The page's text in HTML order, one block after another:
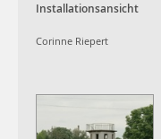
Installationsansicht
Corinne Riepert